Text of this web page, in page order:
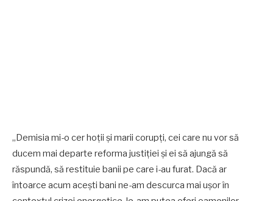
„Demisia mi-o cer hoții și marii corupți, cei care nu vor să
ducem mai departe reforma justiției și ei să ajungă să
răspundă, să restituie banii pe care i-au furat. Dacă ar
întoarce acum acești bani ne-am descurca mai ușor în